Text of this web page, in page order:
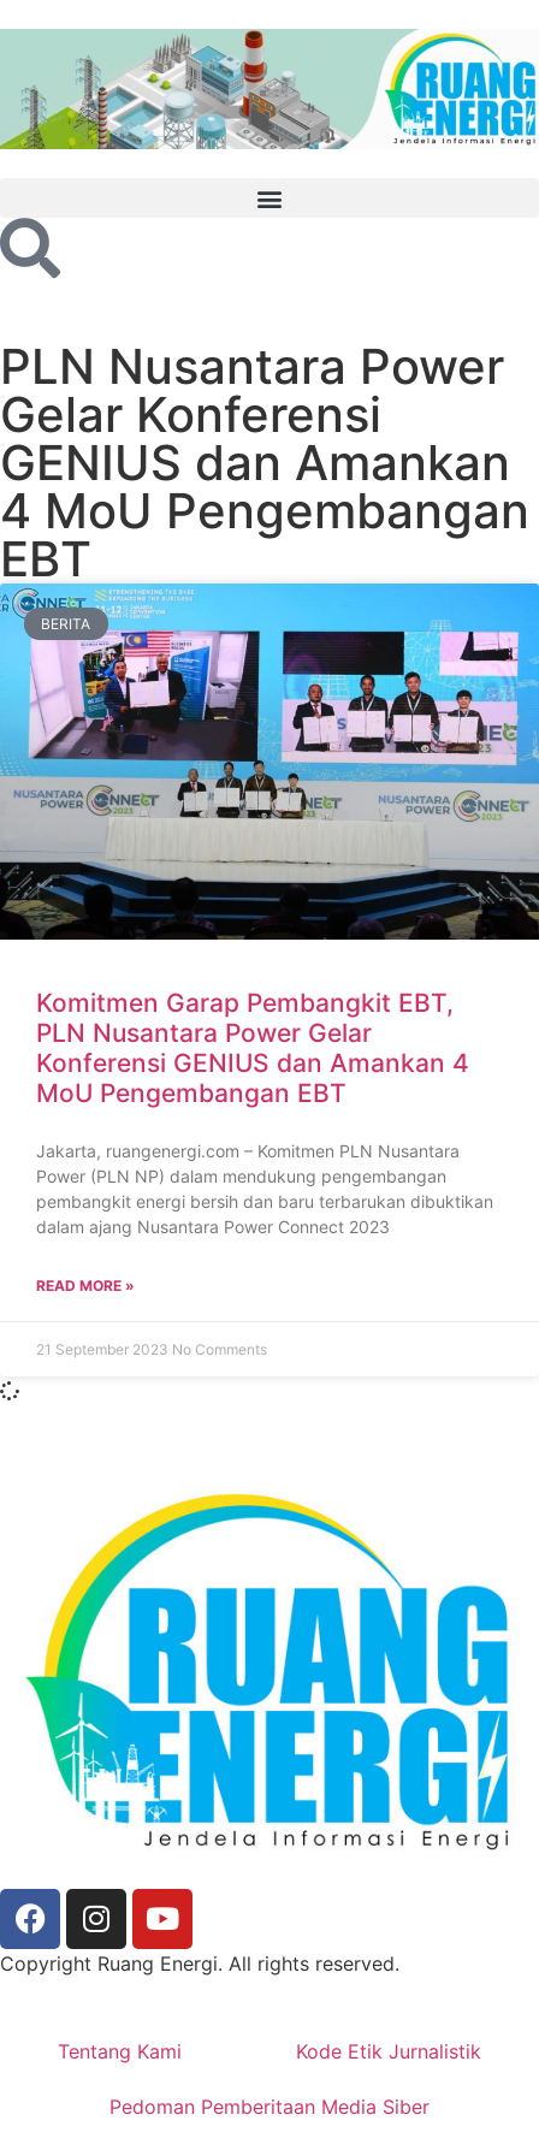
PLN Nusantara Power
Gelar Konferensi
GENIUS dan Amankan
4 MoU Pengembangan
EBT
BERITA
Komitmen Garap Pembangkit EBT,
PLN Nusantara Power Gelar
Konferensi GENIUS dan Amankan 4
MoU Pengembangan EBT
Jakarta, ruangenergi.com – Komitmen PLN Nusantara
Power (PLN NP) dalam mendukung pengembangan
pembangkit energi bersih dan baru terbarukan dibuktikan
dalam ajang Nusantara Power Connect 2023
READ MORE »
21 September 2023 No Comments
Copyright Ruang Energi. All rights reserved.
Tentang Kami Kode Etik Jurnalistik
Pedoman Pemberitaan Media Siber